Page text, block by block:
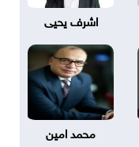
اشرف يحيى
محمد امين